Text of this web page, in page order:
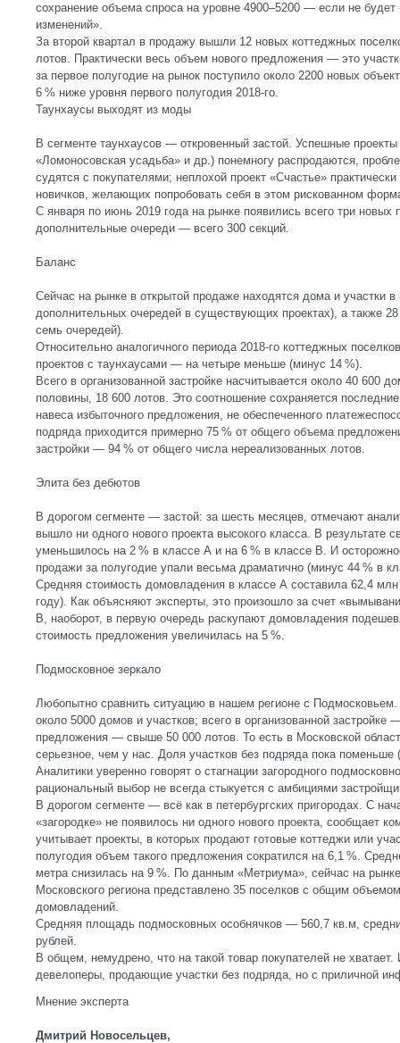
сохранение объема спроса на уровне 4900–5200 — если не будет
изменений».
За второй квартал в продажу вышли 12 новых коттеджных
лотов. Практически весь объем нового предложения — это
за первое полугодие на рынок поступило около 2200 новых
6 % ниже уровня первого полугодия 2018-го.
Таунхаусы выходят из моды
В сегменте таунхаусов — откровенный застой. Успешные
«Ломоносовская усадьба» и др.) понемногу распродаются,
судятся с покупателями; неплохой проект «Счастье»
новичков, желающих попробовать себя в этом рискованном
С января по июнь 2019 года на рынке появились всего три новых
дополнительные очереди — всего 300 секций.
Баланс
Сейчас на рынке в открытой продаже находятся дома и участки
дополнительных очередей в существующих проектах), а также
семь очередей).
Относительно аналогичного периода 2018-го коттеджных
проектов с таунхаусами — на четыре меньше (минус 14 %).
Всего в организованной застройке насчитывается около 40 600
половины, 18 600 лотов. Это соотношение сохраняется
навеса избыточного предложения, не обеспеченного
подряда приходится примерно 75 % от общего объема
застройки — 94 % от общего числа нереализованных лотов.
Элита без дебютов
В дорогом сегменте — застой: за шесть месяцев, отмечают
вышло ни одного нового проекта высокого класса. В результате
уменьшилось на 2 % в классе А и на 6 % в классе В. И
продажи за полугодие упали весьма драматично (минус 44 % в
Средняя стоимость домовладения в классе А составила 62,4
году). Как объясняют эксперты, это произошло за счет
В, наоборот, в первую очередь раскупают домовладения
стоимость предложения увеличилась на 5 %.
Подмосковное зеркало
Любопытно сравнить ситуацию в нашем регионе с
около 5000 домов и участков; всего в организованной
предложения — свыше 50 000 лотов. То есть в Московской
серьезное, чем у нас. Доля участков без подряда пока поменьше
Аналитики уверенно говорят о стагнации загородного
рациональный выбор не всегда стыкуется с амбициями
В дорогом сегменте — всё как в петербургских пригородах. С
«загородке» не появилось ни одного нового проекта, сообщает
учитывает проекты, в которых продают готовые коттеджи или
полугодия объем такого предложения сократился на 6,1 %.
метра снизилась на 9 %. По данным «Метриума», сейчас на
Московского региона представлено 35 поселков с общим
домовладений.
Средняя площадь подмосковных особнячков — 560,7 кв.м,
рублей.
В общем, немудрено, что на такой товар покупателей не
девелоперы, продающие участки без подряда, но с приличной
Мнение эксперта
Дмитрий Новосельцев,